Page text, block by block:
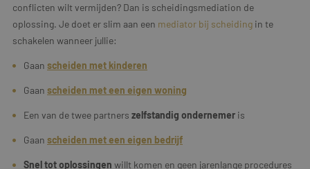
conflicten wilt vermijden? Dan is scheidingsmediation de
oplossing. Je doet er slim aan een mediator bij scheiding in te
schakelen wanneer jullie:
Gaan scheiden met kinderen
Gaan scheiden met een eigen woning
Een van de twee partners zelfstandig ondernemer is
Gaan scheiden met een eigen bedrijf
Snel tot oplossingen willt komen en geen jarenlange procedures